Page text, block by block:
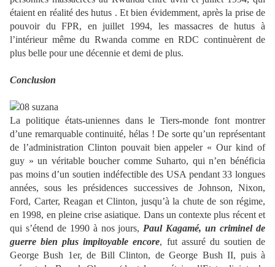
étaient en réalité des hutus . Et bien évidemment, après la prise de
pouvoir du FPR, en juillet 1994, les massacres de hutus à
l’intérieur même du Rwanda comme en RDC continuèrent de
plus belle pour une décennie et demi de plus.
Conclusion
La politique états-uniennes dans le Tiers-monde font montrer
d’une remarquable continuité, hélas ! De sorte qu’un représentant
de l’administration Clinton pouvait bien appeler « Our kind of
guy » un véritable boucher comme Suharto, qui n’en bénéficia
pas moins d’un soutien indéfectible des USA pendant 33 longues
années, sous les présidences successives de Johnson, Nixon,
Ford, Carter, Reagan et Clinton, jusqu’à la chute de son régime,
en 1998, en pleine crise asiatique. Dans un contexte plus récent et
qui s’étend de 1990 à nos jours,Paul Kagamé, un criminel de
guerre bien plus impitoyable encore, fut assuré du soutien de
George Bush 1er, de Bill Clinton, de George Bush II, puis à